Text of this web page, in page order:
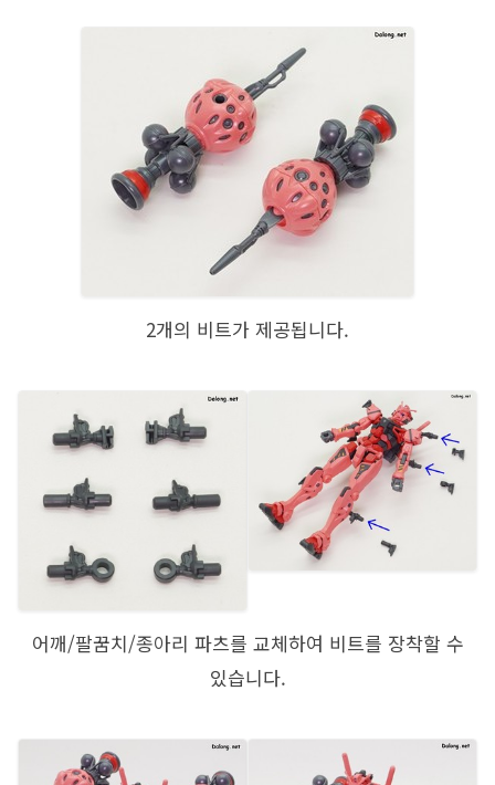
2개의 비트가 제공됩니다.
어깨/팔꿈치/종아리 파츠를 교체하여 비트를 장착할 수
있습니다.